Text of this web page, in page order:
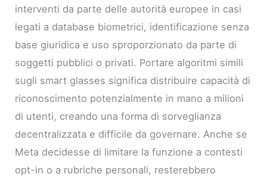
interventi da parte delle autorità europee in casi
legati a database biometrici, identificazione senza
base giuridica e uso sproporzionato da parte di
soggetti pubblici o privati. Portare algoritmi simili
sugli smart glasses significa distribuire capacità di
riconoscimento potenzialmente in mano a milioni
di utenti, creando una forma di sorveglianza
decentralizzata e difficile da governare. Anche se
Meta decidesse di limitare la funzione a contesti
opt-in o a rubriche personali, resterebbero